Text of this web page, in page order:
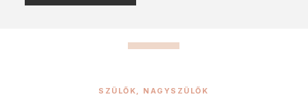
SZÜLŐK, NAGYSZÜLŐK